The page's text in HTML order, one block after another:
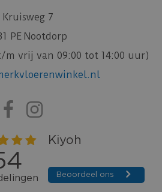
Kruisweg 7
PE Nootdorp
m vrij van 09:00 tot 14:00 uur)